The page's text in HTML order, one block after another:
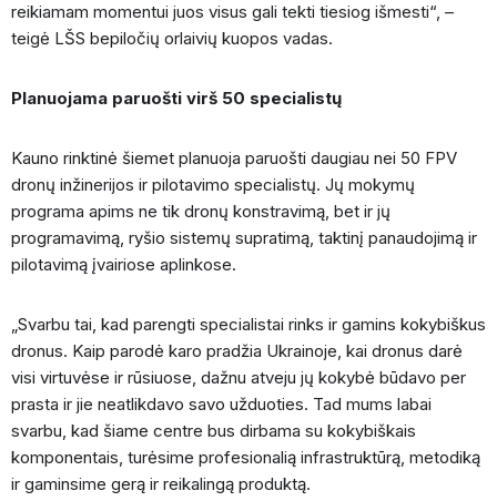
reikiamam momentui juos visus gali tekti tiesiog išmesti“, –
teigė LŠS bepiločių orlaivių kuopos vadas.
Planuojama paruošti virš 50 specialistų
Kauno rinktinė šiemet planuoja paruošti daugiau nei 50 FPV
dronų inžinerijos ir pilotavimo specialistų. Jų mokymų
programa apims ne tik dronų konstravimą, bet ir jų
programavimą, ryšio sistemų supratimą, taktinį panaudojimą ir
pilotavimą įvairiose aplinkose.
„Svarbu tai, kad parengti specialistai rinks ir gamins kokybiškus
dronus. Kaip parodė karo pradžia Ukrainoje, kai dronus darė
visi virtuvėse ir rūsiuose, dažnu atveju jų kokybė būdavo per
prasta ir jie neatlikdavo savo užduoties. Tad mums labai
svarbu, kad šiame centre bus dirbama su kokybiškais
komponentais, turėsime profesionalią infrastruktūrą, metodiką
ir gaminsime gerą ir reikalingą produktą.